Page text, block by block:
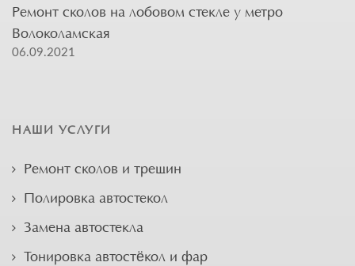
Ремонт сколов на лобовом стекле у метро
Волоколамская
06.09.2021
НАШИ УСЛУГИ
Ремонт сколов и трещин
Полировка автостекол
Замена автостекла
Тонировка автостёкол и фар